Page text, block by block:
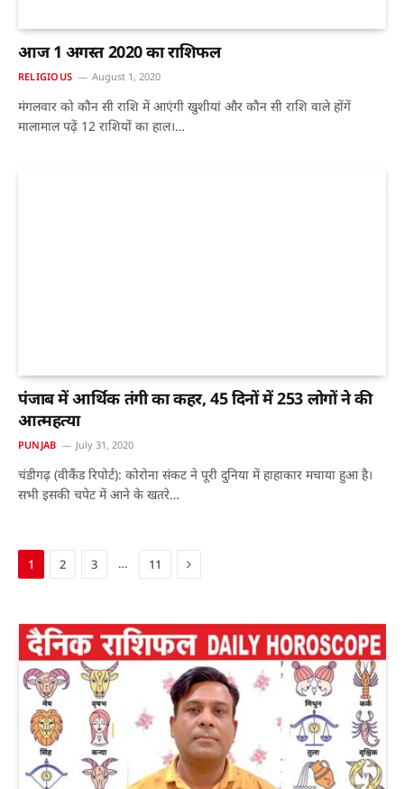
आज 1 अगस्त 2020 का राशिफल
RELIGIOUS August 1, 2020
मंगलवार को कौन सी राशि में आएंगी खुशीयां और कौन सी राशि वाले होंगें
मालामाल पढ़ें 12 राशियों का हाल।…
पंजाब में आर्थिक तंगी का कहर, 45 दिनों में 253 लोगों ने की
आत्महत्या
PUNJAB July 31, 2020
चंडीगढ़ (वीकैंड रिपोर्ट): कोरोना संकट ने पूरी दुनिया में हाहाकार मचाया हुआ है।
सभी इसकी चपेट में आने के खतरे…
1 2 3 … 11 Next